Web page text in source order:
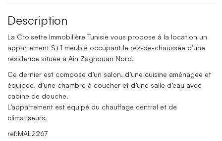
Description
La Croisette Immobilière Tunisie vous propose à la location un
appartement S+1 meublé occupant le rez-de-chaussée d’une
résidence située à Ain Zaghouan Nord.
Ce dernier est composé d’un salon, d’une cuisine aménagée et
équipée, d’une chambre à coucher et d’une salle d’eau avec
cabine de douche.
L’appartement est équipé du chauffage central et de
climatiseurs.
ref:MAL2267